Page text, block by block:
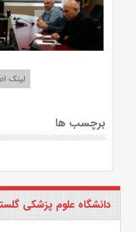
لینک
برچسب ها
دانشگاه علوم پزشکی